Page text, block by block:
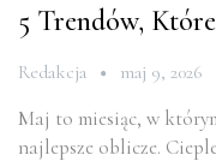
5 Trendów,
Redakcja maj 9, 2026
Maj to miesiąc, w
najlepsze oblicze.